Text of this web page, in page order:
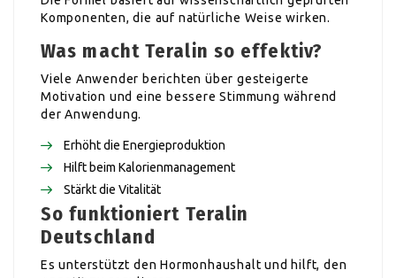
Komponenten, die auf natürliche Weise wirken.
Was macht Teralin so effektiv?
Viele Anwender berichten über gesteigerte
Motivation und eine bessere Stimmung während
der Anwendung.
Erhöht die Energieproduktion
Hilft beim Kalorienmanagement
Stärkt die Vitalität
So funktioniert Teralin
Deutschland
Es unterstützt den Hormonhaushalt und hilft, den